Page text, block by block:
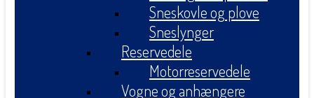
Sneskovle og plove
Sneslynger
Reservedele
Motorreservedele
Vogne og anhængere